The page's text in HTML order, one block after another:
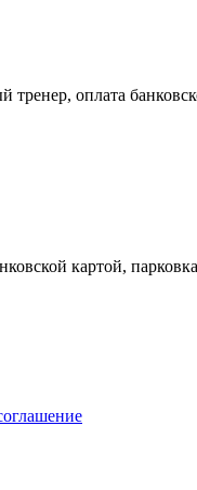
оплата
картой,